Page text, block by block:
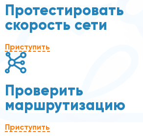
Протестировать
скорость сети
Приступить
Проверить
маршрутизацию
Приступить